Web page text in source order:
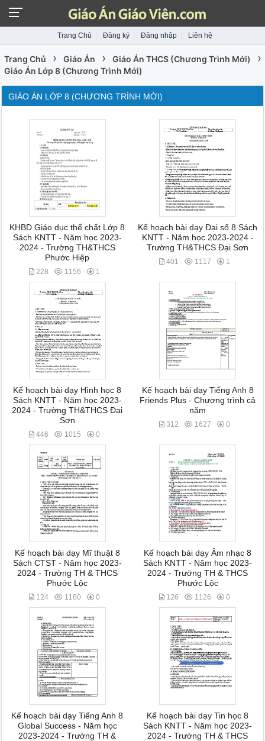
Trang Chủ Đăng ký Đăng nhập Liên hệ
Trang Chủ › Giáo Án › Giáo Án THCS (Chương Trình Mới) ›
Giáo Án Lớp 8 (Chương Trình Mới)
GIÁO ÁN LỚP 8 (CHƯƠNG TRÌNH MỚI)
KHBD Giáo dục thể chất Lớp 8
Sách KNTT - Năm học 2023-
2024 - Trường TH&THCS
Phước Hiệp
228 1156 1
Kế hoạch bài dạy Đại số 8 Sách
KNTT - Năm học 2023-2024 -
Trường TH&THCS Đại Sơn
401 1117 1
Kế hoạch bài dạy Hình học 8
Sách KNTT - Năm học 2023-
2024 - Trường TH&THCS Đại
Sơn
446 1015 0
Kế hoạch bài dạy Tiếng Anh 8
Friends Plus - Chương trình cả
năm
312 1627 0
Kế hoạch bài dạy Mĩ thuật 8
Sách CTST - Năm học 2023-
2024 - Trường TH & THCS
Phước Lộc
124 1180 0
Kế hoạch bài dạy Âm nhạc 8
Sách KNTT - Năm học 2023-
2024 - Trường TH & THCS
Phước Lộc
126 1126 0
Kế hoạch bài dạy Tiếng Anh 8
Global Success - Năm học
2023-2024 - Trường TH &
Kế hoạch bài dạy Tin học 8
Sách KNTT - Năm học 2023-
2024 - Trường TH & THCS